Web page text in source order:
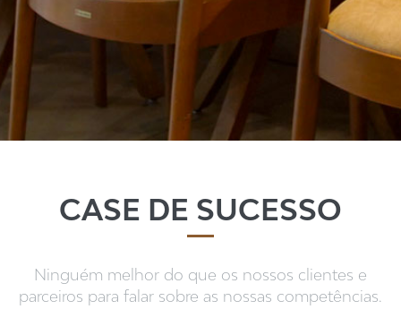
CASE DE SUCESSO
Ninguém melhor do que os nossos clientes e
parceiros para falar sobre as nossas competências.